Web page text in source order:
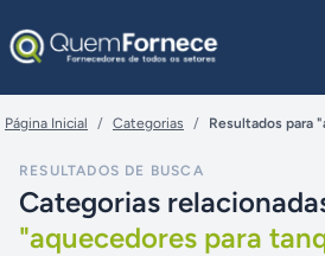
Página Inicial / Categorias / Resultados para
RESULTADOS DE BUSCA
Categorias
"aquecedores para